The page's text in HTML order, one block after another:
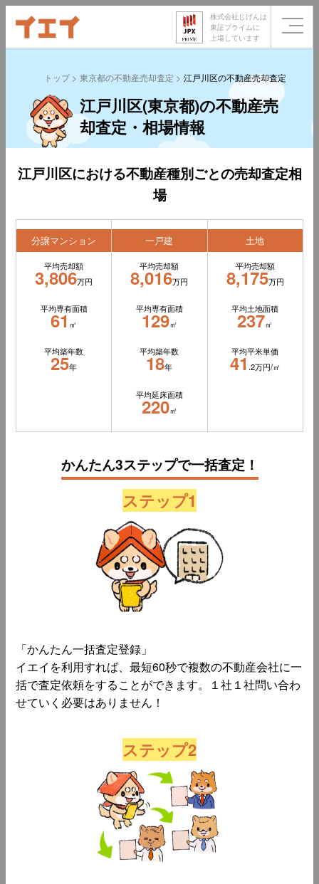
株式会社じげんは
東証プライムに
上場しています
トップ 東京都の不動産売却査定 江戸川区の不動産売却査定
江戸川区(東京都)の不動産売
却査定・相場情報
江戸川区における不動産種別ごとの売却査定相
場
分譲マンション
平均売却額
3,806万円
平均専有面積
61㎡
平均築年数
25年
一戸建
平均売却額
8,016万円
平均専有面積
129㎡
平均築年数
18年
平均延床面積
220㎡
土地
平均売却額
8,175万円
平均土地面積
237㎡
平均平米単価
41 .2万円/㎡
かんたん3ステップで一括査定！
ステップ1
「かんたん一括査定登録」
イエイを利用すれば、最短60秒で複数の不動産会社に一
括で査定依頼をすることができます。１社１社問い合わ
せていく必要はありません！
ステップ2